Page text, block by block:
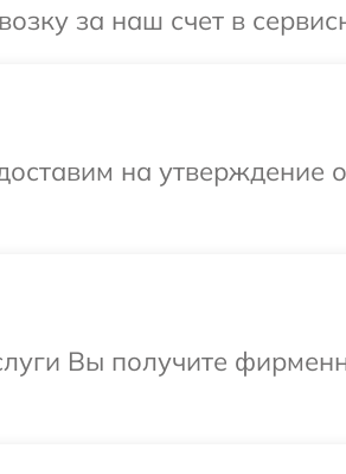
за наш счет в
на утверждение
Вы получите